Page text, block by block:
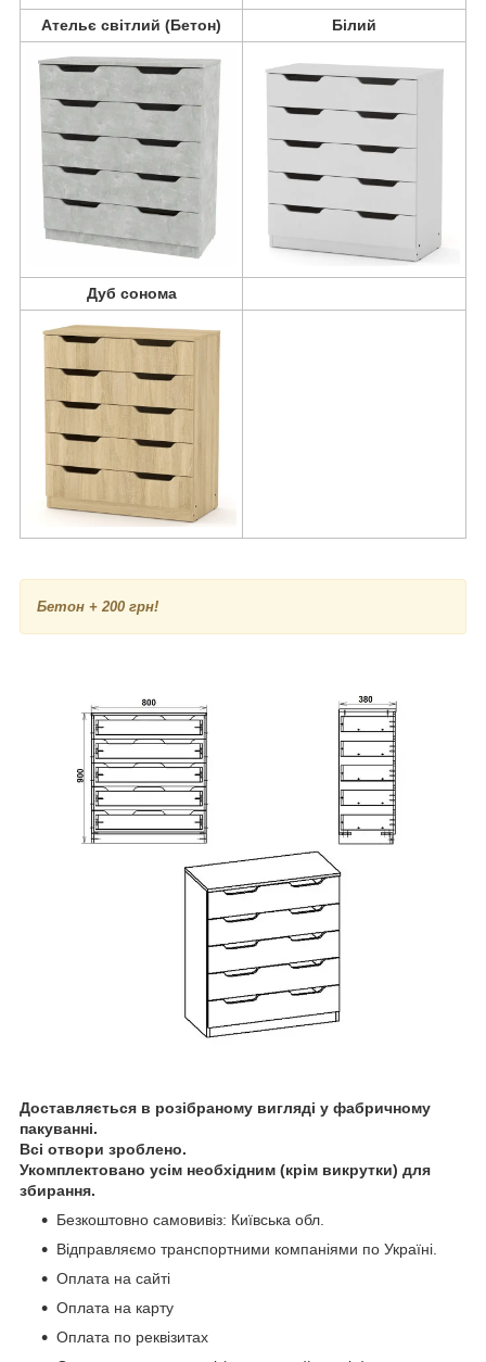
Ательє світлий (Бетон) Білий
Дуб сонома
Бетон + 200 грн!
Доставляється в розібраному вигляді у фабричному
пакуванні.
Всі отвори зроблено.
Укомплектовано усім необхідним (крім викрутки) для
збирання.
Безкоштовно самовивіз: Київська обл.
Відправляємо транспортними компаніями по Україні.
Оплата на сайті
Оплата на карту
Оплата по реквізитах